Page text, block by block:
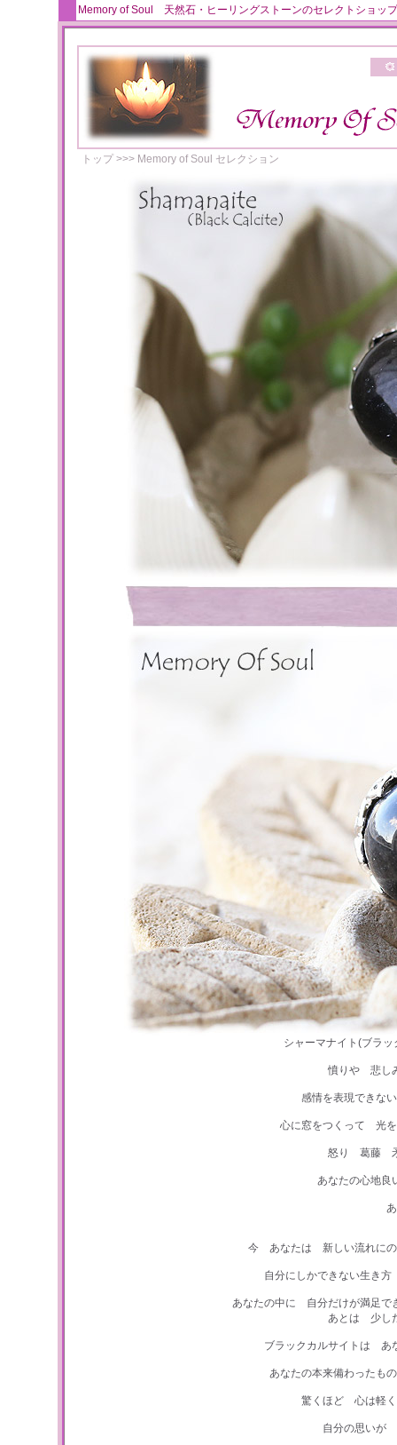
Memory of Soul 天然石・ヒーリングストーンのセレクトショッ
トップ>>> Memory of Soul セレクション
シャーマナイト(ブラ
憤りや 悲し
感情を表現できな
心に窓をつくって 光を
怒り 葛藤
あなたの心地良
今 あなたは 新しい流れにの
自分にしかできない生き
あなたの中に 自分だけが満足で
あとは 少し
ブラックカルサイトは あ
あなたの本来備わったも
驚くほど 心は軽
自分の思いが